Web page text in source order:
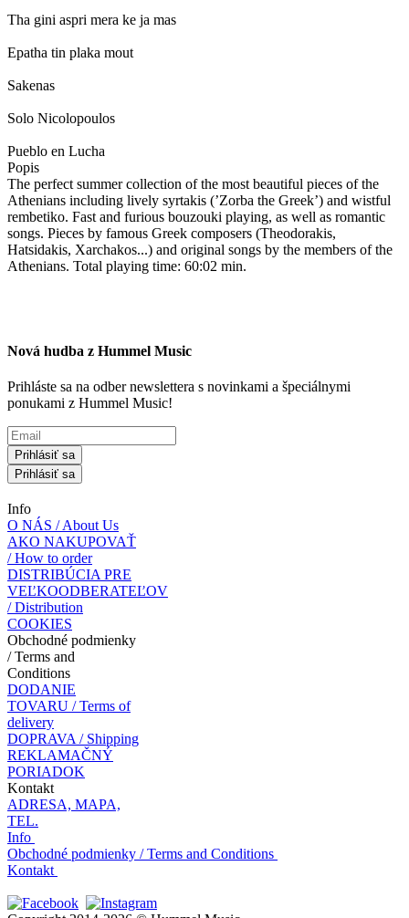
Tha gini aspri mera ke ja mas
Epatha tin plaka mout
Sakenas
Solo Nicolopoulos
Pueblo en Lucha
Popis
The perfect summer collection of the most beautiful pieces of the
Athenians including lively syrtakis (’Zorba the Greek’) and wistful
rembetiko. Fast and furious bouzouki playing, as well as romantic
songs. Pieces by famous Greek composers (Theodorakis,
Hatsidakis, Xarchakos...) and original songs by the members of the
Athenians. Total playing time: 60:02 min.
Nová hudba z Hummel Music
Prihláste sa na odber newslettera s novinkami a špeciálnymi
ponukami z Hummel Music!
Prihlásiť sa
Prihlásiť sa
Info
O NÁS / About Us
AKO NAKUPOVAŤ
/ How to order
DISTRIBÚCIA PRE
VEĽKOODBERATEĽOV
/ Distribution
COOKIES
Obchodné podmienky
/ Terms and
Conditions
DODANIE
TOVARU / Terms of
delivery
DOPRAVA / Shipping
REKLAMAČNÝ
PORIADOK
Kontakt
ADRESA, MAPA,
TEL.
Info
Obchodné podmienky / Terms and Conditions
Kontakt